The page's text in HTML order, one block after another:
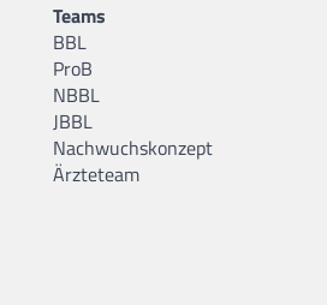
Teams
BBL
ProB
NBBL
JBBL
Nachwuchskonzept
Ärzteteam